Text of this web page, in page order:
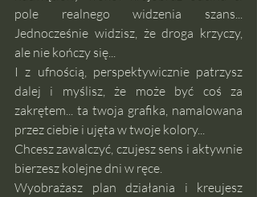
pole realnego widzenia szans...
Jednocześnie widzisz, że droga krzyczy,
ale nie kończy się...
I z ufnością, perspektywicznie patrzysz
dalej i myślisz, że może być coś za
zakrętem... ta twoja grafika, namalowana
przez ciebie i ujęta w twoje kolory...
Chcesz zawalczyć, czujesz sens i aktywnie
bierzesz kolejne dni w ręce.
Wyobrażasz plan działania i kreujesz